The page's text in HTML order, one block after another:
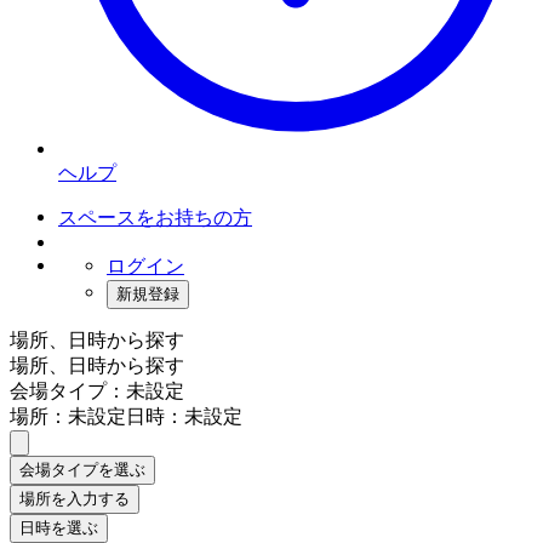
ヘルプ
スペースをお持ちの方
ログイン
新規登録
場所、日時から探す
場所、日時から探す
会場タイプ：未設定
場所：未設定日時：未設定
会場タイプを選ぶ
場所を入力する
日時を選ぶ